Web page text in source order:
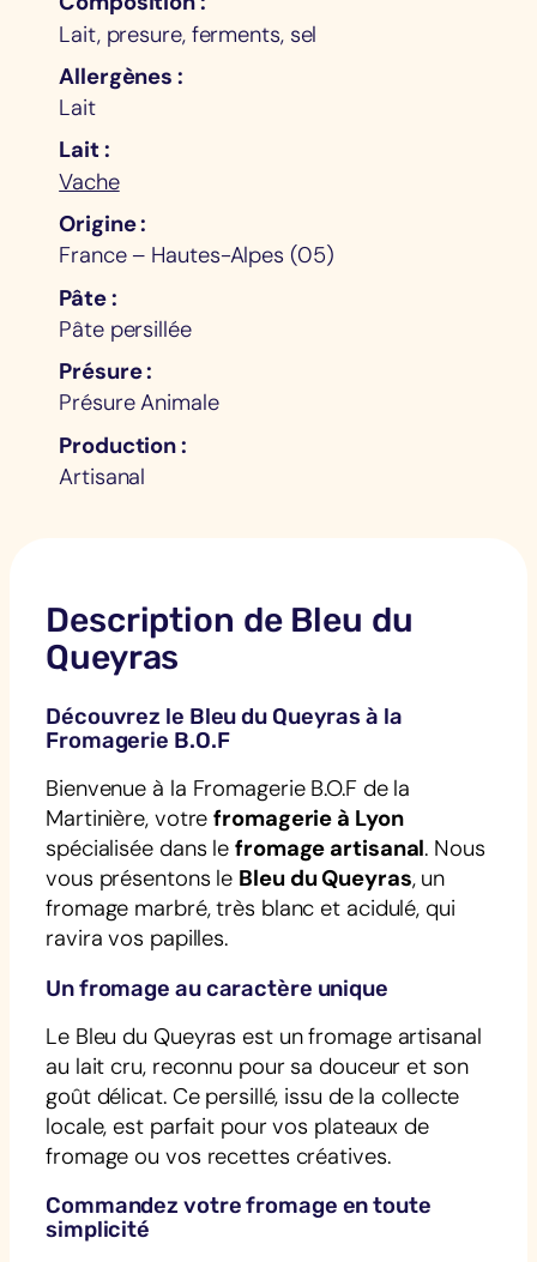
Lait, presure, ferments, sel
Allergènes
Lait
Lait
Vache
Origine
France – Hautes-Alpes (05)
Pâte
Pâte persillée
Présure
Présure Animale
Production
Artisanal
Description de Bleu du
Queyras
Découvrez le Bleu du Queyras à la
Fromagerie B.O.F
Bienvenue à la Fromagerie B.O.F de la
Martinière, votrefromagerie à Lyon
spécialisée dans le fromage artisanal. Nous
vous présentons le Bleu du Queyras, un
fromage marbré, très blanc et acidulé, qui
ravira vos papilles.
Un fromage au caractère unique
Le Bleu du Queyras est un fromage artisanal
au lait cru, reconnu pour sa douceur et son
goût délicat. Ce persillé, issu de la collecte
locale, est parfait pour vos plateaux de
fromage ou vos recettes créatives.
Commandez votre fromage en toute
simplicité